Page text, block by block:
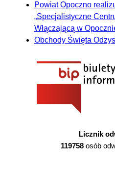
Licznik
119758 osób
Powiat Opoczno
„Specjalistyczne
Włączającą w
Obchody Święta